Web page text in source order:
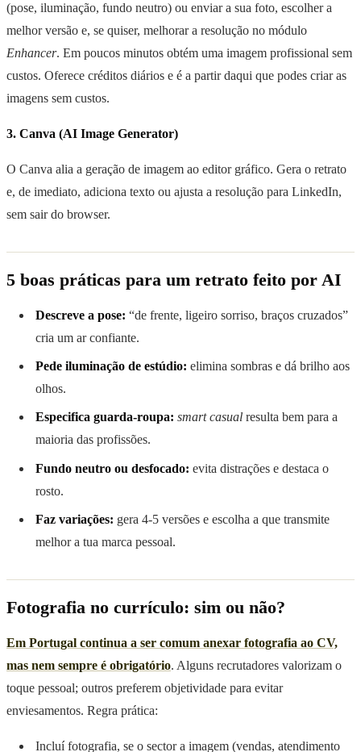
(pose, iluminação, fundo neutro) ou enviar a sua foto, escolher a
melhor versão e, se quiser, melhorar a resolução no módulo
Enhancer. Em poucos minutos obtém uma imagem profissional sem
custos. Oferece créditos diários e é a partir daqui que podes criar as
imagens sem custos.
3. Canva (AI Image Generator)
O Canva alia a geração de imagem ao editor gráfico. Gera o retrato
e, de imediato, adiciona texto ou ajusta a resolução para LinkedIn,
sem sair do browser.
5 boas práticas para um retrato feito por AI
Descreve a pose: “de frente, ligeiro sorriso, braços cruzados”
cria um ar confiante.
Pede iluminação de estúdio: elimina sombras e dá brilho aos
olhos.
Especifica guarda-roupa: smart casual resulta bem para a
maioria das profissões.
Fundo neutro ou desfocado: evita distrações e destaca o
rosto.
Faz variações: gera 4-5 versões e escolha a que transmite
melhor a tua marca pessoal.
Fotografia no currículo: sim ou não?
Em Portugal continua a ser comum anexar fotografia ao CV,
mas nem sempre é obrigatório. Alguns recrutadores valorizam o
toque pessoal; outros preferem objetividade para evitar
enviesamentos. Regra prática:
Incluí fotografia, se o sector a imagem (vendas, atendimento